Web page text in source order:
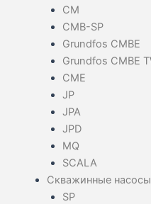
CM
CMB-SP
Grundfos CMBE
Grundfos CMBE
CME
JP
JPA
JPD
MQ
SCALA
Скважинные насосы
SP